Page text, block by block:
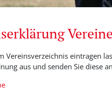
Vereinsverzeichnis eintragen
aus und senden Sie diese